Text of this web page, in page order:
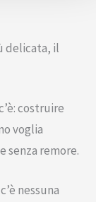
delicata, il
costruire
voglia
senza remore.
nessuna